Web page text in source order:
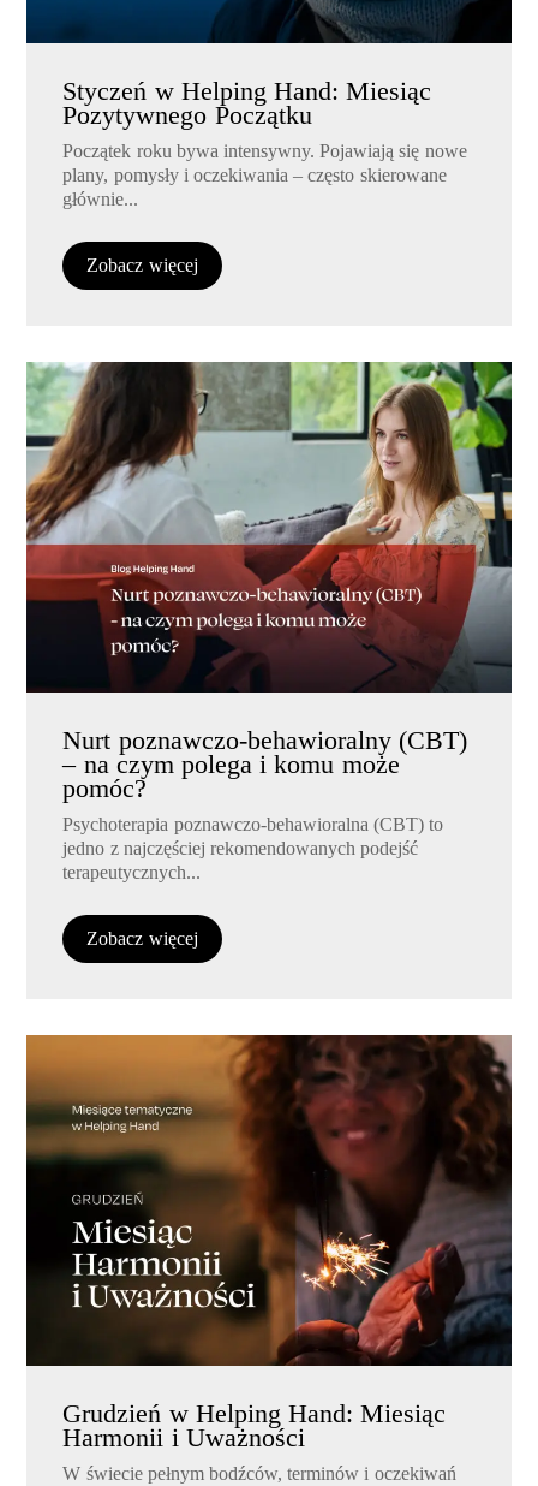
Styczeń w Helping Hand: Miesiąc
Pozytywnego Początku
Początek roku bywa intensywny. Pojawiają się nowe
plany, pomysły i oczekiwania – często skierowane
głównie...
Zobacz więcej
Nurt poznawczo-behawioralny (CBT)
– na czym polega i komu może
pomóc?
Psychoterapia poznawczo-behawioralna (CBT) to
jedno z najczęściej rekomendowanych podejść
terapeutycznych...
Zobacz więcej
Grudzień w Helping Hand: Miesiąc
Harmonii i Uważności
W świecie pełnym bodźców, terminów i oczekiwań